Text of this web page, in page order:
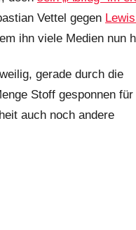
Vettel gegen
ihn viele Medien nun
gerade durch die
Stoff gesponnen für
auch noch andere